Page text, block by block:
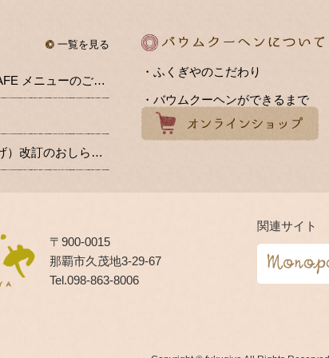
一覧を見る
FUKUGIYA CAFE メニューのご紹介
【送料（値上げ）改訂のおしらせ】
・ふくぎやのこだわり
・バウムクーヘンができるまで
〒900-0015
那覇市久茂地3-29-67
Tel.098-863-8006
関連サイト